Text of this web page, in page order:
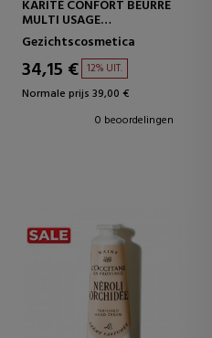
KARITÉ CONFORT BEURRE
MULTI USAGE
PURE MULTIFUNCTIONELE
SHEABOTER
Gezichtscosmetica
34,15 € 12% UIT.
Normale prijs 39,00 €
0 beoordelingen